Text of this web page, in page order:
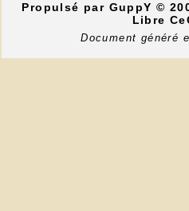
Propulsé par GuppY©
Libre
Document généré